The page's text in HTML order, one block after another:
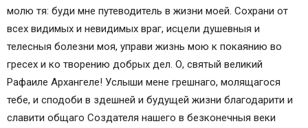
молю тя: буди мне путеводитель в жизни моей. Cохрани от
всех видимых и невидимых враг, исцели душевныя и
телесныя болезни моя, управи жизнь мою к покаянию во
гресех и ко творению добрых дел. О, святый великий
Рафаиле Архангеле! Услыши мене грешнаго, молящагося
тебе, и сподоби в здешней и будущей жизни благодарити и
славити общаго Создателя нашего в безконечныя веки